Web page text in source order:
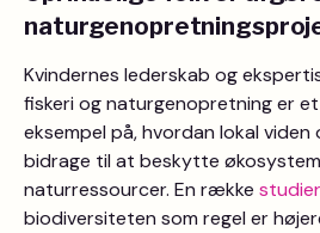
Kvindernes lederskab og
fiskeri og naturgenopretning er
eksempel på, hvordan lokal viden
bidrage til at beskytte
naturressourcer. En række studier
biodiversiteten som regel er